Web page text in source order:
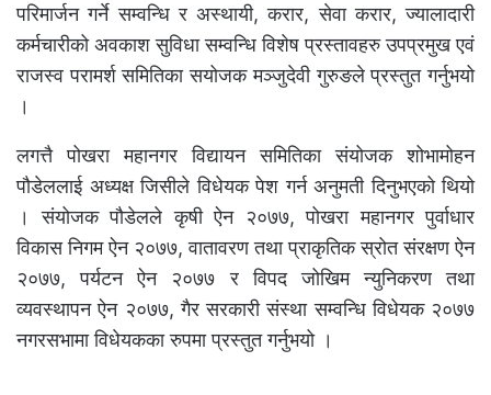
परिमार्जन गर्ने सम्वन्धि र अस्थायी, करार, सेवा करार, ज्यालादारी
कर्मचारीको अवकाश सुविधा सम्वन्धि विशेष प्रस्तावहरु उपप्रमुख एवं
राजस्व परामर्श समितिका सयोजक मञ्जुदेवी गुरुङले प्रस्तुत गर्नुभयो
।
लगत्तै पोखरा महानगर विद्यायन समितिका संयोजक शोभामोहन
पौडेललाई अध्यक्ष जिसीले विधेयक पेश गर्न अनुमती दिनुभएको थियो
। संयोजक पौडेलले कृषी ऐन २०७७, पोखरा महानगर पुर्वाधार
विकास निगम ऐन २०७७, वातावरण तथा प्राकृतिक स्रोत संरक्षण ऐन
२०७७, पर्यटन ऐन २०७७ र विपद जोखिम न्युनिकरण तथा
व्यवस्थापन ऐन २०७७, गैर सरकारी संस्था सम्वन्धि विधेयक २०७७
नगरसभामा विधेयकका रुपमा प्रस्तुत गर्नुभयो ।